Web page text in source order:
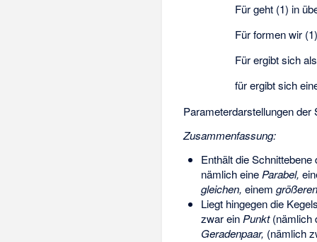
Fürgeht (1) in
Fürformen wir
Fürergibt sich
fürergibt sich
Parameterdarstellungen
Zusammenfassung:
Enthält die Schnittebene
nämlich eine Parabel,
gleichen, einem größeren
Liegt hingegen die
zwar ein Punkt(nämlich
Geradenpaar, (nämlich